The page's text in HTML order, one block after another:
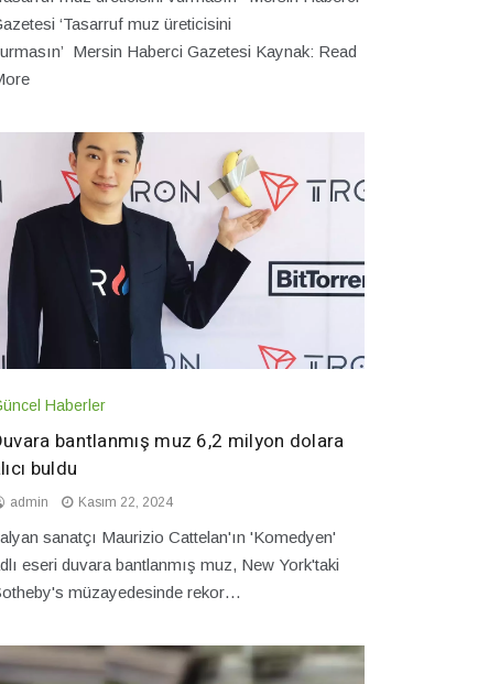
‘Tasarruf muz üreticisini
Mersin Haberci Gazetesi Kaynak: Read
Haberler
bantlanmış muz 6,2 milyon dolara
buldu
admin Kasım 22, 2024
sanatçı Maurizio Cattelan'ın 'Komedyen'
eseri duvara bantlanmış muz, New York'taki
müzayedesinde rekor…